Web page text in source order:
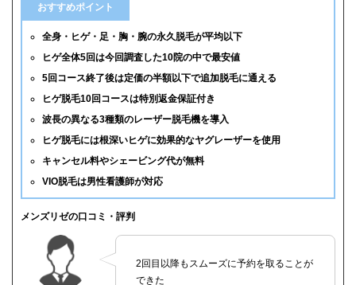
おすすめポイント
全身・ヒゲ・足・胸・腕の永久脱毛が平均以下
ヒゲ全体5回は今回調査した10院の中で最安値
5回コース終了後は定価の半額以下で追加脱毛に通える
ヒゲ脱毛10回コースは特別返金保証付き
波長の異なる3種類のレーザー脱毛機を導入
ヒゲ脱毛には根深いヒゲに効果的なヤグレーザーを使用
キャンセル料やシェービング代が無料
VIO脱毛は男性看護師が対応
メンズリゼの口コミ・評判
2回目以降もスムーズに予約を取ることが
できた